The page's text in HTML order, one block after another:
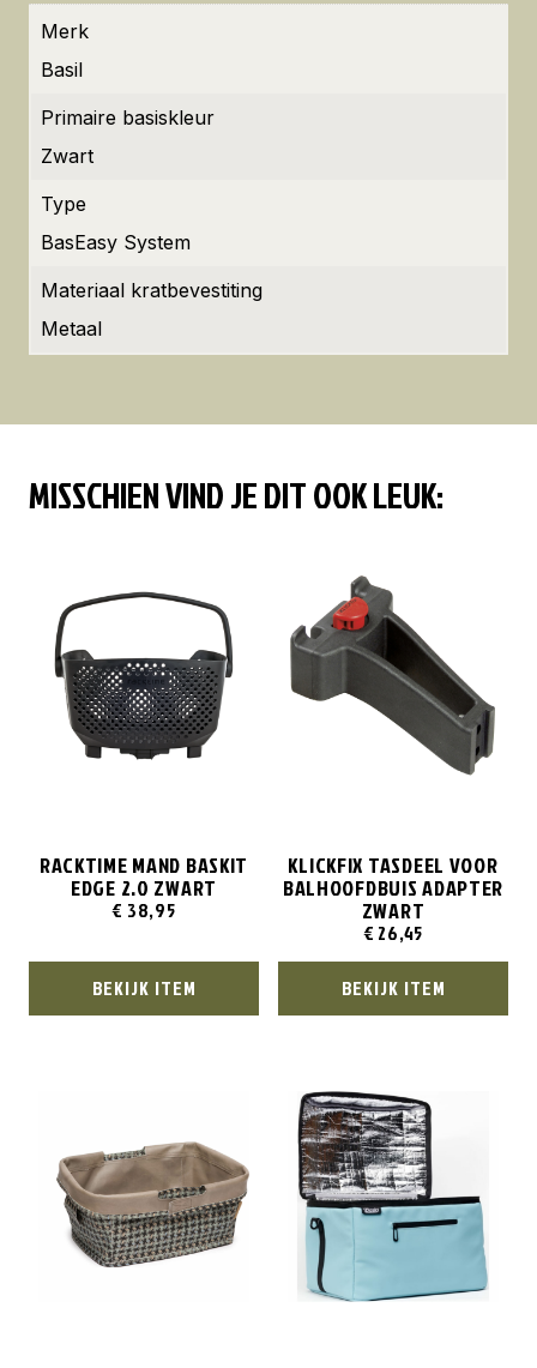
Merk
Basil
Primaire basiskleur
Zwart
Type
BasEasy System
Materiaal kratbevestiting
Metaal
MISSCHIEN VIND JE DIT OOK LEUK:
RACKTIME MAND BASKIT
EDGE 2.0 ZWART
€ 38,95
BEKIJK ITEM
KLICKFIX TASDEEL VOOR
BALHOOFDBUIS ADAPTER
ZWART
€ 26,45
BEKIJK ITEM